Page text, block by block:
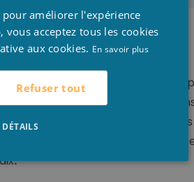
pendant l’hiver vous savez
sauna, vous pouvez sauter
car la piscine n’est souvent
chose à l’œil. Vous
.
ENGLISH
améliorer l'expérience
acceptez tous les cookies
aux cookies. En savoir plus
Refuser tout